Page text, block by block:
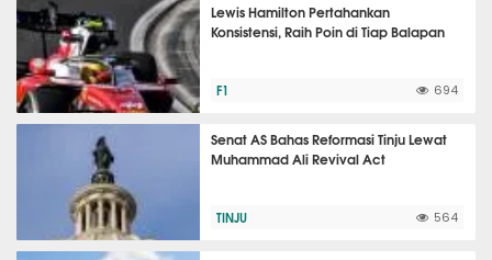
Lewis Hamilton Pertahankan
Konsistensi, Raih Poin di Tiap Balapan
F1 694
Senat AS Bahas Reformasi Tinju Lewat
Muhammad Ali Revival Act
TINJU 564